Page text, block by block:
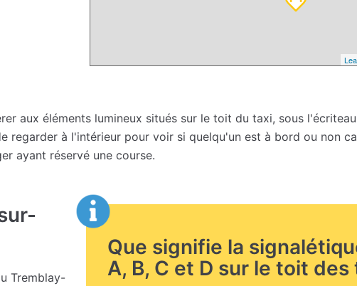
aux éléments lumineux situés sur le toit du taxi, sous
regarder à l'intérieur pour voir si quelqu'un est à bord ou non
ayant réservé une course.
Tremblay-
Que signifie la
A, B, C et D sur le toit des